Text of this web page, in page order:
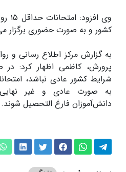
وی
کشور و به صورت حضوری برگزار
به گزارش مرکز اطلاع رسانی و
پرورش، کاظمی اظهار کرد: در
شرایط کشور عادی نباشد،
به صورت عادی و غیر
دانش‌آموزان فارغ التحصیل شوند.